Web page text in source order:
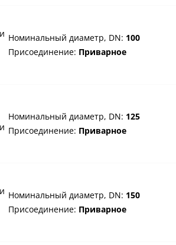
Номинальный диаметр, DN: 100
Присоединение: Приварное
Номинальный диаметр, DN: 125
Присоединение: Приварное
Номинальный диаметр, DN: 150
Присоединение: Приварное